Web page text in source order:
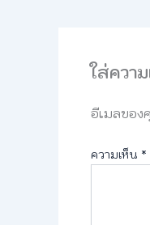
ใส่ควา
อีเมลขอ
ความเห็น *